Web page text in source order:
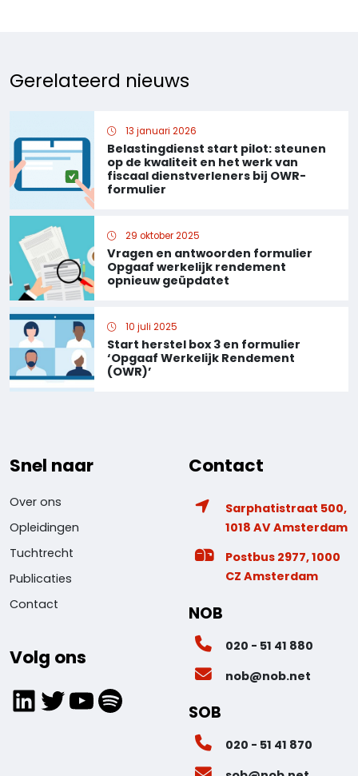
Gerelateerd nieuws
Belastingdienst start pilot: steunen
op de kwaliteit en het werk van
fiscaal dienstverleners bij OWR-
formulier
13 januari 2026
Vragen en antwoorden formulier
Opgaaf werkelijk rendement
opnieuw geüpdatet
29 oktober 2025
Start herstel box 3 en formulier
‘Opgaaf Werkelijk Rendement
(OWR)’
10 juli 2025
Snel naar
Over ons
Opleidingen
Tuchtrecht
Publicaties
Contact
Volg ons
LinkedIn
Twitter
YouTube
Spotify
Contact
Sarphatistraat 500,
1018 AV Amsterdam
Postbus 2977, 1000
CZ Amsterdam
NOB
020 - 51 41 880
nob@nob.net
SOB
020 - 51 41 870